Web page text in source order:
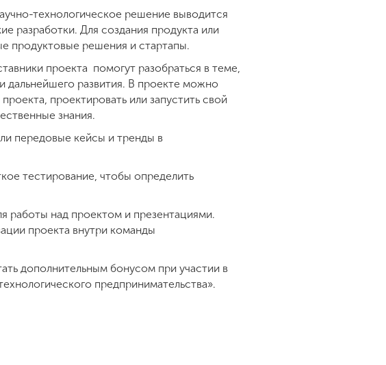
технологическое решение выводится
разработки. Для создания продукта или
продуктовые решения и стартапы.
проекта помогут разобраться в теме,
дальнейшего развития. В проекте можно
проектировать или запустить свой
знания.
передовые кейсы и тренды в
тестирование, чтобы определить
работы над проектом и презентациями.
проекта внутри команды
дополнительным бонусом при участии в
предпринимательства».